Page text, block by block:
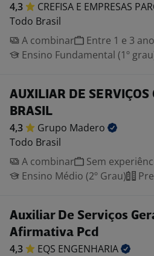
4,3 CREFISA E EMPRESAS
Todo Brasil
A combinar
Entre 1 e 3
Ensino Fundamental (1º
AUXILIAR DE SERVIÇOS
BRASIL
4,3 Grupo Madero
Todo Brasil
A combinar
Sem
Ensino Médio (2º Grau)
Auxiliar De Serviços
Afirmativa Pcd
4,3 EQS ENGENHARIA